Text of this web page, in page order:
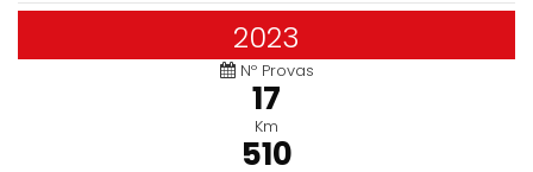
2023
Nº Provas
17
Km
510